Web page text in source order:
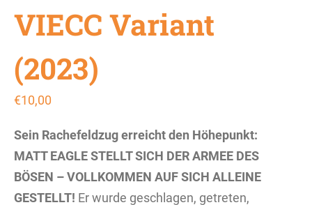
VIECC Variant
(2023)
€10,00
Sein Rachefeldzug erreicht den Höhepunkt:
MATT EAGLE STELLT SICH DER ARMEE DES
BÖSEN – VOLLKOMMEN AUF SICH ALLEINE
GESTELLT! Er wurde geschlagen, getreten,